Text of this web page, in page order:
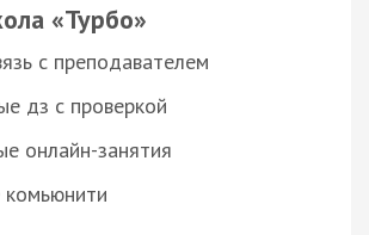
«Турбо»
с преподавателем
дз с проверкой
онлайн-занятия